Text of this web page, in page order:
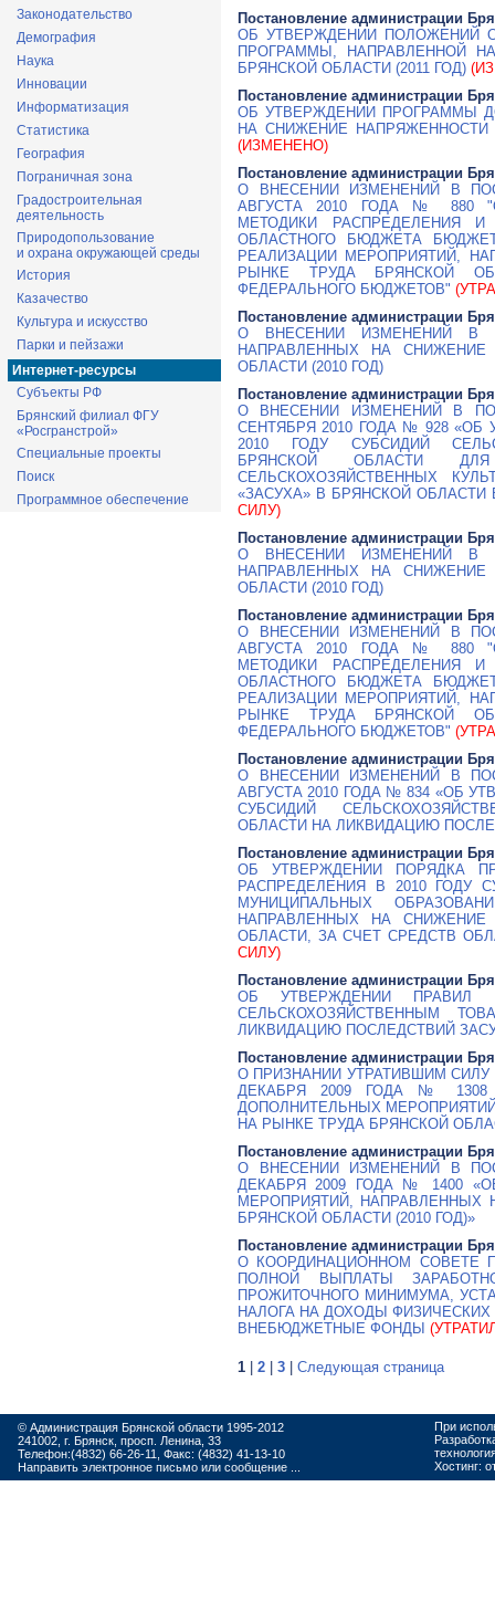
Законодательство
Демография
Наука
Инновации
Информатизация
Статистика
География
Пограничная зона
Градостроительная
деятельность
Природопользование
и охрана окружающей среды
История
Казачество
Культура и искусство
Парки и пейзажи
Интернет-ресурсы
Субъекты РФ
Брянский филиал ФГУ
«Росгранстрой»
Специальные проекты
Поиск
Программное обеспечение
Постановление администрации
ОБ УТВЕРЖДЕНИИ ПОЛОЖЕНИЙ
ПРОГРАММЫ, НАПРАВЛЕННОЙ
БРЯНСКОЙ ОБЛАСТИ (2011 ГОД)
Постановление администрации
ОБ УТВЕРЖДЕНИИ ПРОГРАММЫ
НА СНИЖЕНИЕ НАПРЯЖЕННОСТИ
(ИЗМЕНЕНО)
Постановление администрации
О ВНЕСЕНИИ ИЗМЕНЕНИЙ В
АВГУСТА 2010 ГОДА № 880
МЕТОДИКИ РАСПРЕДЕЛЕНИЯ
ОБЛАСТНОГО БЮДЖЕТА
РЕАЛИЗАЦИИ МЕРОПРИЯТИЙ,
РЫНКЕ ТРУДА БРЯНСКОЙ
ФЕДЕРАЛЬНОГО БЮДЖЕТОВ"
Постановление администрации
О ВНЕСЕНИИ ИЗМЕНЕНИЙ В
НАПРАВЛЕННЫХ НА
ОБЛАСТИ (2010 ГОД)
Постановление администрации
О ВНЕСЕНИИ ИЗМЕНЕНИЙ В
СЕНТЯБРЯ 2010 ГОДА № 928
2010 ГОДУ СУБСИДИЙ
БРЯНСКОЙ ОБЛАСТИ
СЕЛЬСКОХОЗЯЙСТВЕННЫХ
«ЗАСУХА» В БРЯНСКОЙ ОБЛАСТИ
СИЛУ)
Постановление администрации
О ВНЕСЕНИИ ИЗМЕНЕНИЙ В
НАПРАВЛЕННЫХ НА
ОБЛАСТИ (2010 ГОД)
Постановление администрации
О ВНЕСЕНИИ ИЗМЕНЕНИЙ В
АВГУСТА 2010 ГОДА № 880
МЕТОДИКИ РАСПРЕДЕЛЕНИЯ
ОБЛАСТНОГО БЮДЖЕТА
РЕАЛИЗАЦИИ МЕРОПРИЯТИЙ,
РЫНКЕ ТРУДА БРЯНСКОЙ
ФЕДЕРАЛЬНОГО БЮДЖЕТОВ"
Постановление администрации
О ВНЕСЕНИИ ИЗМЕНЕНИЙ В
АВГУСТА 2010 ГОДА № 834 «ОБ
СУБСИДИЙ
ОБЛАСТИ НА ЛИКВИДАЦИЮ
Постановление администрации
ОБ УТВЕРЖДЕНИИ ПОРЯДКА
РАСПРЕДЕЛЕНИЯ В 2010 ГОДУ
МУНИЦИПАЛЬНЫХ
НАПРАВЛЕННЫХ НА
ОБЛАСТИ, ЗА СЧЕТ СРЕДСТВ
СИЛУ)
Постановление администрации
ОБ УТВЕРЖДЕНИИ ПРАВИЛ
СЕЛЬСКОХОЗЯЙСТВЕННЫМ
ЛИКВИДАЦИЮ ПОСЛЕДСТВИЙ
Постановление администрации
О ПРИЗНАНИИ УТРАТИВШИМ
ДЕКАБРЯ 2009 ГОДА № 1308
ДОПОЛНИТЕЛЬНЫХ
НА РЫНКЕ ТРУДА БРЯНСКОЙ
Постановление администрации
О ВНЕСЕНИИ ИЗМЕНЕНИЙ В
ДЕКАБРЯ 2009 ГОДА № 1400
МЕРОПРИЯТИЙ,
БРЯНСКОЙ ОБЛАСТИ (2010 ГОД)»
Постановление администрации
О КООРДИНАЦИОННОМ СОВЕТЕ
ПОЛНОЙ ВЫПЛАТЫ
ПРОЖИТОЧНОГО МИНИМУМА,
НАЛОГА НА ДОХОДЫ
ВНЕБЮДЖЕТНЫЕ ФОНДЫ
1 2 3 Следующая страница
© Администрация Брянской области 1995-2012
241002, г. Брянск, просп. Ленина, 33
Телефон:(4832) 66-26-11, Факс: (4832) 41-13-10
Направить электронное письмо или сообщение ...
При
Хостинг: